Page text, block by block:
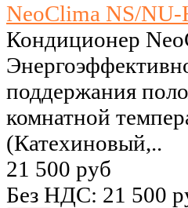
NeoClima NS/
Кондиционер
поддержания
комнатной
(Катехиновый,..
21 500 руб
Без НДС: 21 500